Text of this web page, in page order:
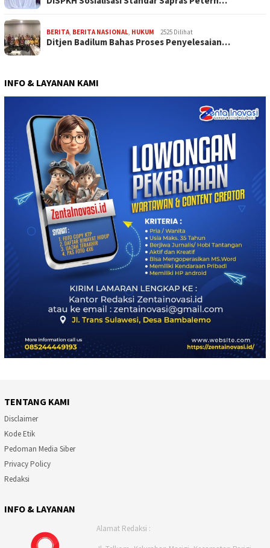
BERITA, BERITA NASIONAL, HUKUM 2525 Dilihat
Ditjen Badilum Bahas Proses Penyelesaian…
INFO & LAYANAN KAMI
TENTANG KAMI
Disclaimer
Kode Etik
Pedoman Media Siber
Privacy Policy
Redaksi
INFO & LAYANAN
Alamat Redaksi :